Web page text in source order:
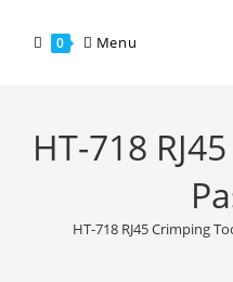
0 Menu
HT-718
HT-718 RJ45 Crimping